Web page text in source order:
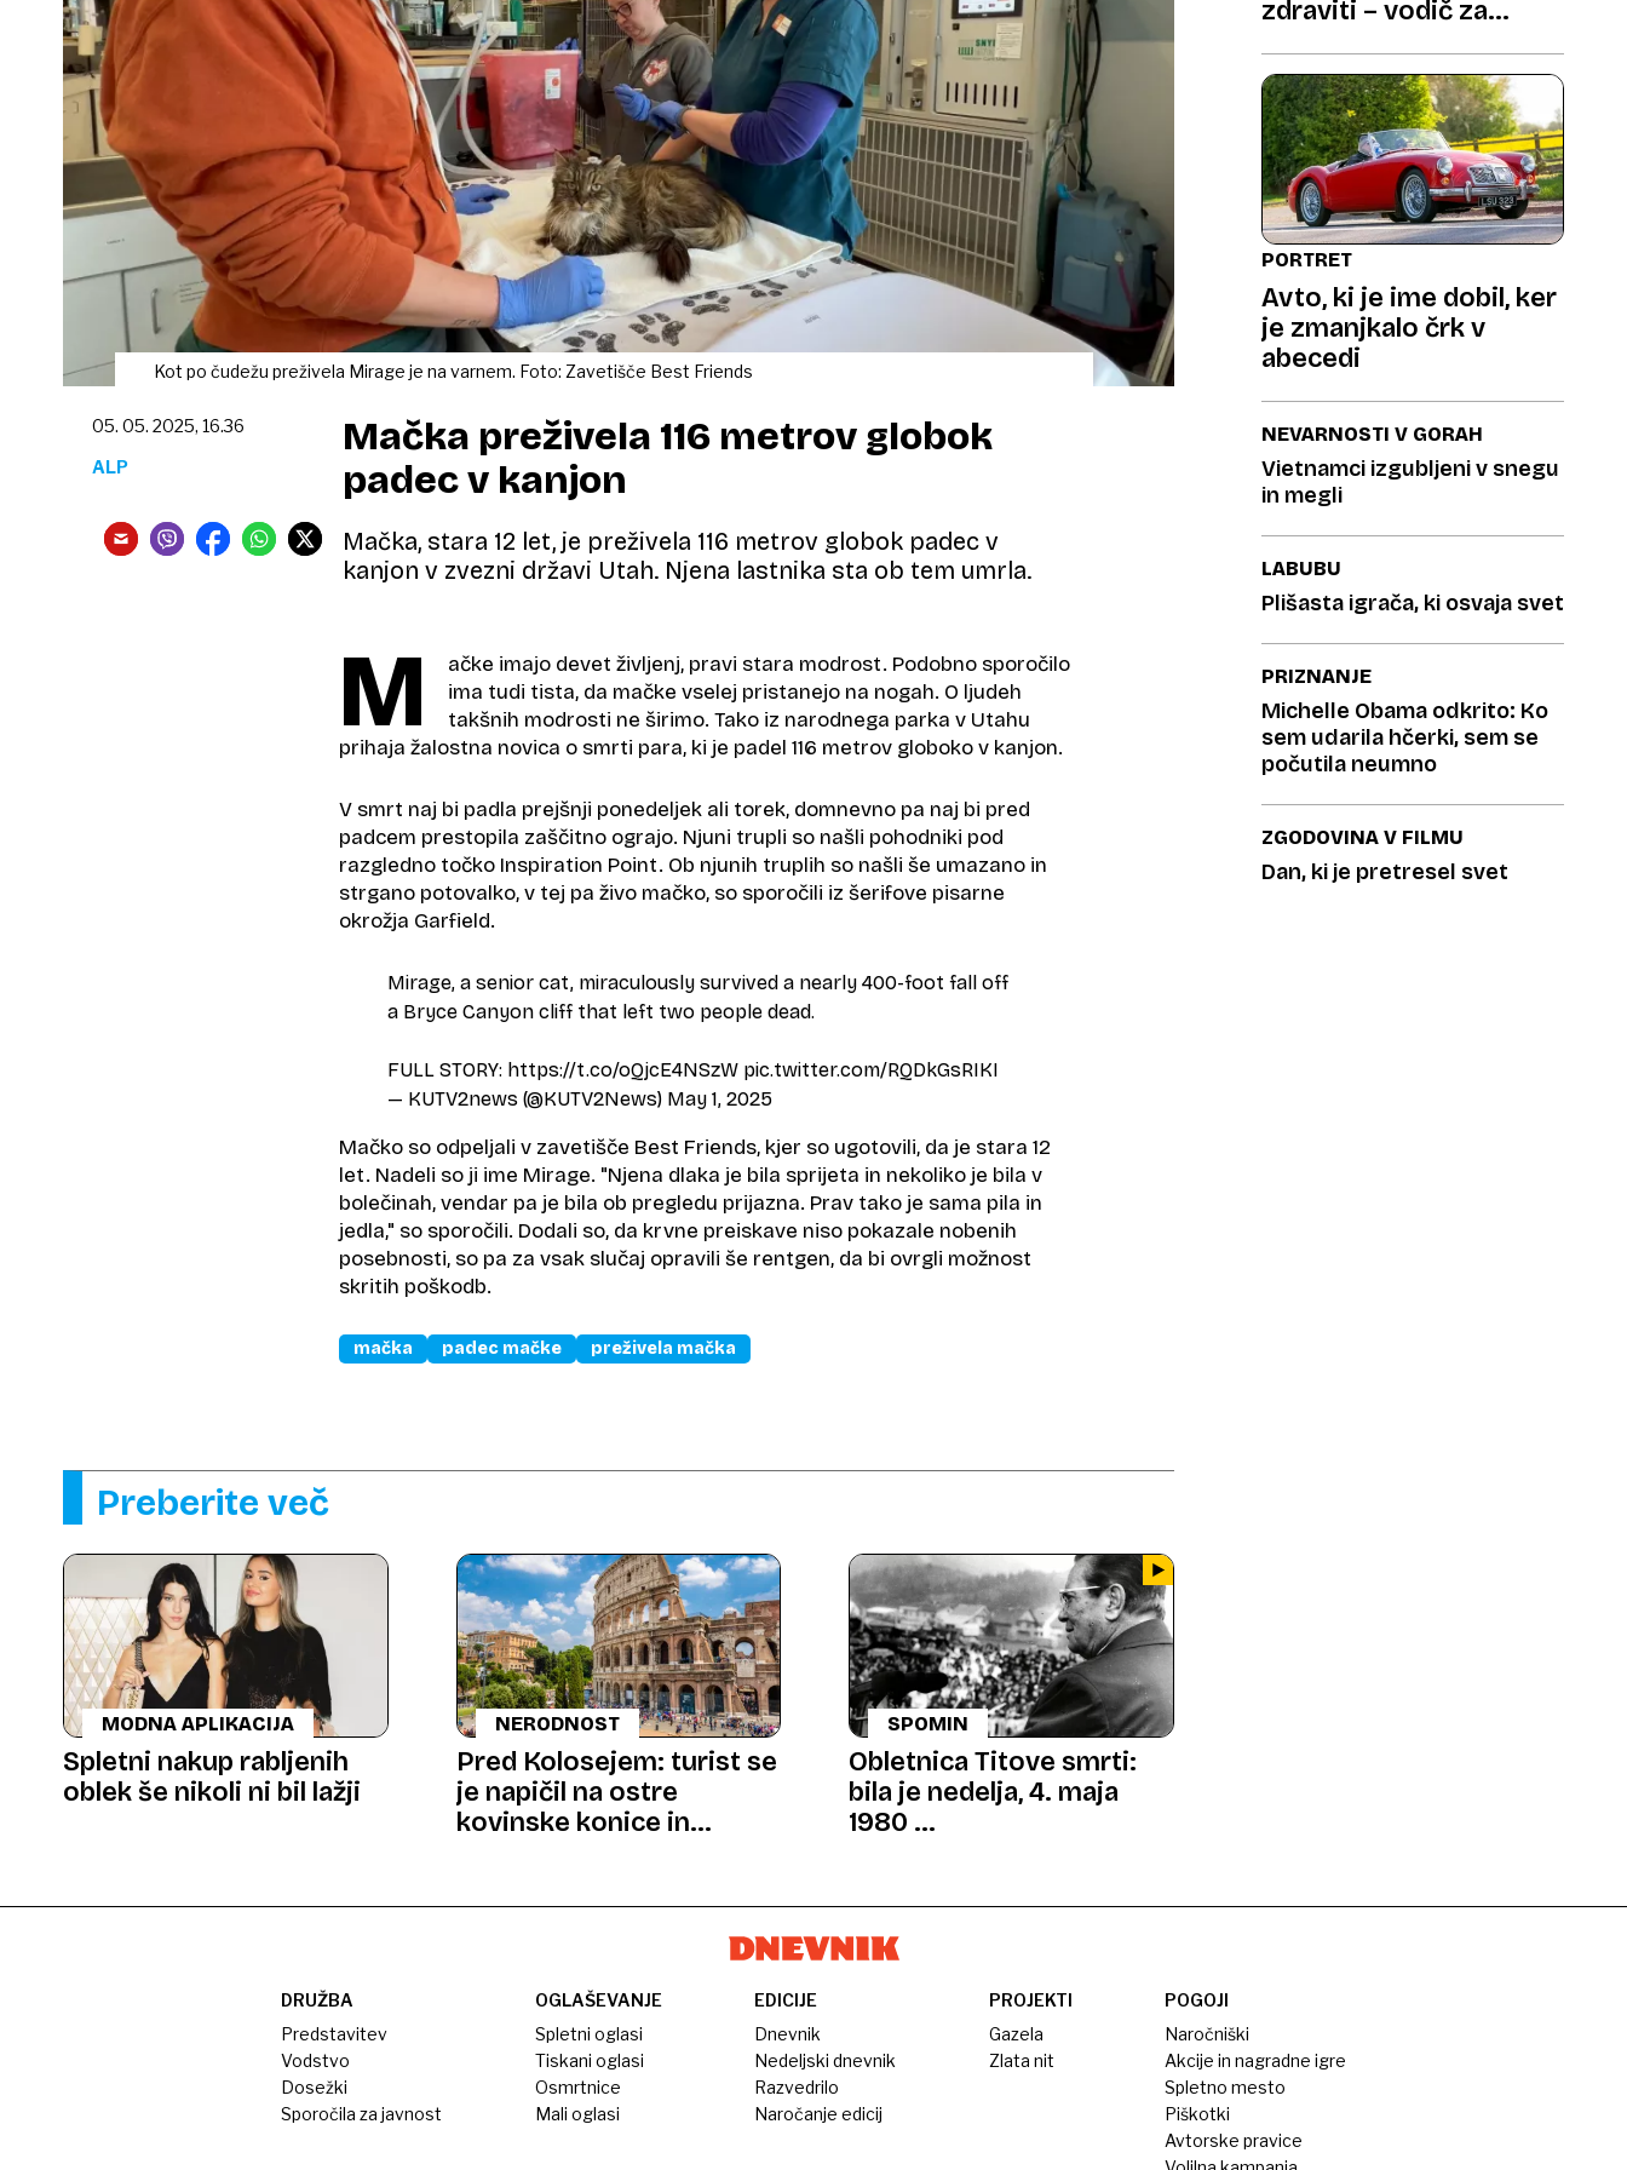
Kot po čudežu preživela Mirage je na varnem. Foto: Zavetišče Best Friends
Mačka preživela 116 metrov globok
padec v kanjon
Mačka, stara 12 let, je preživela 116 metrov globok padec v
kanjon v zvezni državi Utah. Njena lastnika sta ob tem umrla.
05. 05. 2025, 16.36
ALP
M
ačke imajo devet življenj, pravi stara modrost. Podobno sporočilo
ima tudi tista, da mačke vselej pristanejo na nogah. O ljudeh
takšnih modrosti ne širimo. Tako iz narodnega parka v Utahu
prihaja žalostna novica o smrti para, ki je padel 116 metrov globoko v kanjon.
V smrt naj bi padla prejšnji ponedeljek ali torek, domnevno pa naj bi pred
padcem prestopila zaščitno ograjo. Njuni trupli so našli pohodniki pod
razgledno točko Inspiration Point. Ob njunih truplih so našli še umazano in
strgano potovalko, v tej pa živo mačko, so sporočili iz šerifove pisarne
okrožja Garfield.
Mirage, a senior cat, miraculously survived a nearly 400-foot fall off
a Bryce Canyon cliff that left two people dead.
FULL STORY: https://t.co/oQjcE4NSzW pic.twitter.com/RQDkGsRIKI
— KUTV2news (@KUTV2News) May 1, 2025
Mačko so odpeljali v zavetišče Best Friends, kjer so ugotovili, da je stara 12
let. Nadeli so ji ime Mirage. "Njena dlaka je bila sprijeta in nekoliko je bila v
bolečinah, vendar pa je bila ob pregledu prijazna. Prav tako je sama pila in
jedla," so sporočili. Dodali so, da krvne preiskave niso pokazale nobenih
posebnosti, so pa za vsak slučaj opravili še rentgen, da bi ovrgli možnost
skritih poškodb.
mačka padec mačke preživela mačka
zdraviti – vodič za
PORTRET
Avto, ki je ime dobil, ker
je zmanjkalo črk v
abecedi
NEVARNOSTI V GORAH
Vietnamci izgubljeni v snegu
in megli
LABUBU
Plišasta igrača, ki osvaja svet
PRIZNANJE
Michelle Obama odkrito: Ko
sem udarila hčerki, sem se
počutila neumno
ZGODOVINA V FILMU
Dan, ki je pretresel svet
Preberite več
MODNA APLIKACIJA
Spletni nakup rabljenih
oblek še nikoli ni bil lažji
NERODNOST
Pred Kolosejem: turist se
je napičil na ostre
kovinske konice in
SPOMIN
Obletnica Titove smrti:
bila je nedelja, 4. maja
1980 …
DRUŽBA
Predstavitev
Vodstvo
Dosežki
Sporočila za javnost
OGLAŠEVANJE
Spletni oglasi
Tiskani oglasi
Osmrtnice
Mali oglasi
EDICIJE
Dnevnik
Nedeljski dnevnik
Razvedrilo
Naročanje edicij
PROJEKTI
Gazela
Zlata nit
POGOJI
Naročniški
Akcije in nagradne igre
Spletno mesto
Piškotki
Avtorske pravice